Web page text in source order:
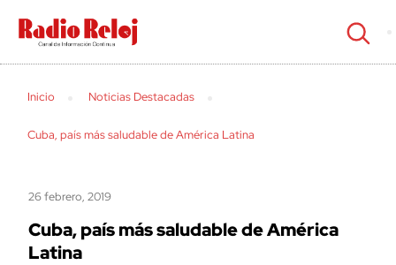
cerrar
Inicio Noticias Destacadas
Cuba, país más saludable de América Latina
26 febrero, 2019
Cuba, país más saludable de América
Latina